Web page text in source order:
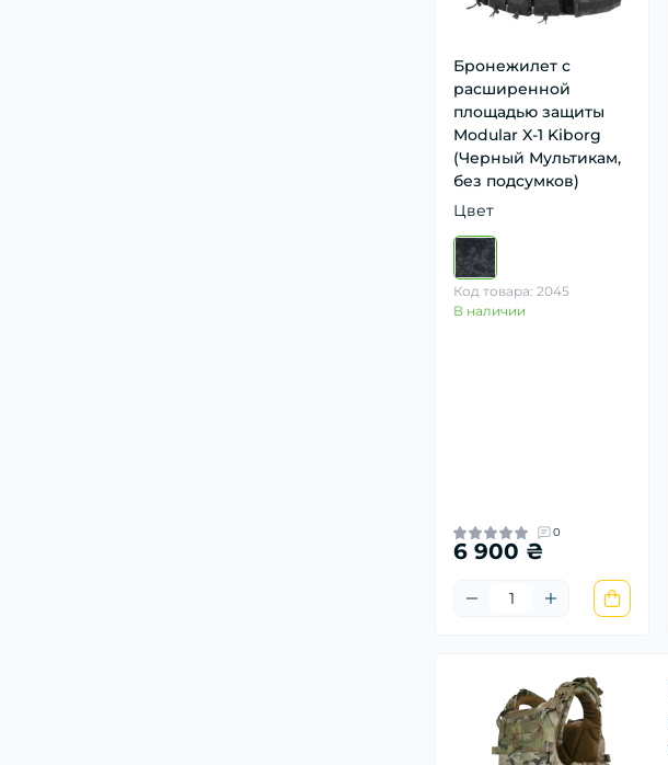
Бронежилет с
расширенной
площадью защиты
Modular X-1 Kiborg
(Черный Мультикам,
без подсумков)
Цвет
Код товара: 2045
В наличии
0
6 900 ₴